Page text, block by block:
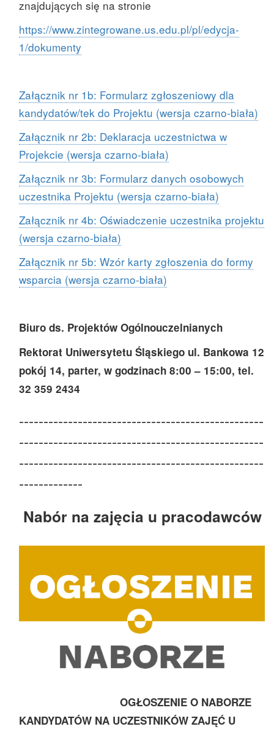
znajdujących się na stronie
https://www.zintegrowane.us.edu.pl/pl/edycja-
1/dokumenty
Załącznik nr 1b: Formularz zgłoszeniowy dla
kandydatów/tek do Projektu (wersja czarno-biała)
Załącznik nr 2b: Deklaracja uczestnictwa w
Projekcie (wersja czarno-biała)
Załącznik nr 3b: Formularz danych osobowych
uczestnika Projektu (wersja czarno-biała)
Załącznik nr 4b: Oświadczenie uczestnika projektu
(wersja czarno-biała)
Załącznik nr 5b: Wzór karty zgłoszenia do formy
wsparcia (wersja czarno-biała)
Biuro ds. Projektów Ogólnouczelnianych
Rektorat Uniwersytetu Śląskiego ul. Bankowa 12
pokój 14, parter, w godzinach 8:00 – 15:00, tel.
32 359 2434
--------------------------------------------------
--------------------------------------------------
--------------------------------------------------
-------------
Nabór na zajęcia u pracodawców
OGŁOSZENIE O NABORZE
KANDYDATÓW NA UCZESTNIKÓW ZAJĘĆ U